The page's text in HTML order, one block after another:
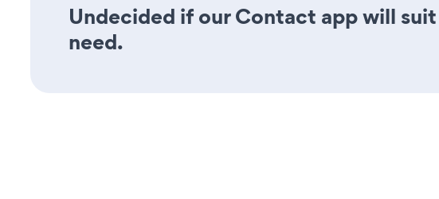
Undecided if our Contact app will
need.